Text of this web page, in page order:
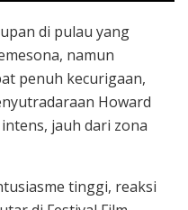
di pulau yang
namun
penuh kecurigaan,
Howard
jauh dari zona
tinggi, reaksi